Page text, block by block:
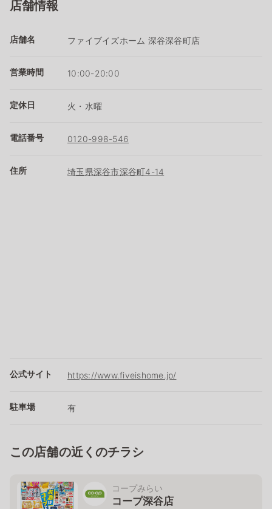
店舗情報
店舗名 ファイブイズホーム 深谷深谷町店
営業時間 10:00-20:00
定休日 火・水曜
電話番号 0120-998-546
住所 埼玉県深谷市深谷町4-14
公式サイト https://www.fiveishome.jp/
駐車場 有
この店舗の近くのチラシ
コープみらい
コープ深谷店